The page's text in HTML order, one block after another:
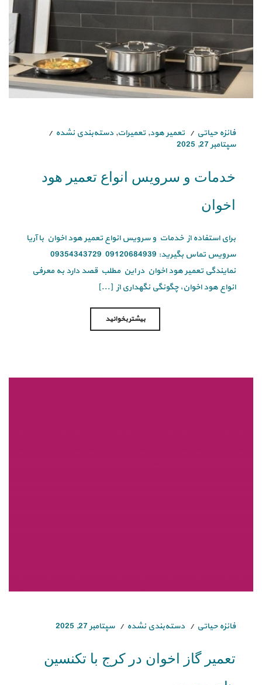
فائزه حیاتی تعمیر هود, تعمیرات, دسته‌بندی نشده
سپتامبر 27, 2025
خدمات و سرویس انواع تعمیر هود
اخوان
برای استفاده از خدمات و سرویس انواع تعمیر هود اخوان با آریا
سرویس تماس بگیرید: 09120684939 09354343729
نمایندگی تعمیر هود اخوان در این مطلب قصد دارد به معرفی
انواع هود اخوان، چگونگی نگهداری از [...]
بیشتر بخوانید
فائزه حیاتی دسته‌بندی نشده سپتامبر 27, 2025
تعمیر گاز اخوان در کرج با تکنسین